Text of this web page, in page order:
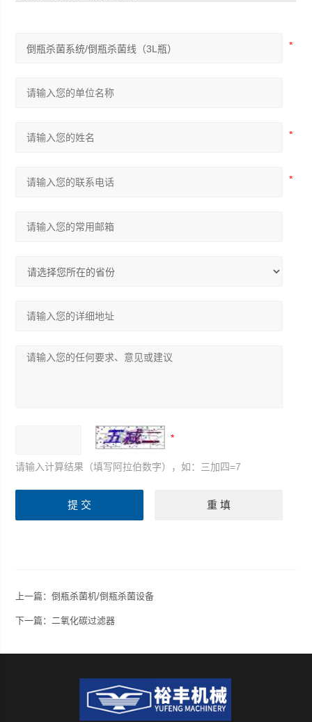
请输入计算结果（填写阿拉伯数字），如：三加四=7
上一篇：倒瓶杀菌机/倒瓶杀菌设备
下一篇：二氧化碳过滤器